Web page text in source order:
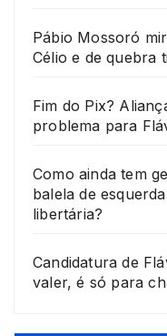
Pábio Mossoró
Célio e de quebra
Fim do Pix?
problema para
Como ainda tem
balela de
libertária?
Candidatura de
valer, é só para